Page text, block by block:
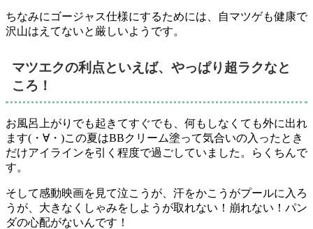
ちなみにゴージャス仕様にするためには、自マツゲも健康で
沢山はえてないと厳しいようです。
マツエクの利点といえば、やっぱり超ラクなと
ころ！
お風呂上がりでも起きてすぐでも、 何もしなくても外に出れ
ます(・∀・)この夏はBBクリーム塗って気合いの入ったとき
だけアイラインを引く程度で過ごしていました。らくちんで
す。
そして感動映画を見て泣こうが、汗をかこうがプールに入ろ
うが、大きなくしゃみをしようが取れない！崩れない！パン
ダの心配がないんです！